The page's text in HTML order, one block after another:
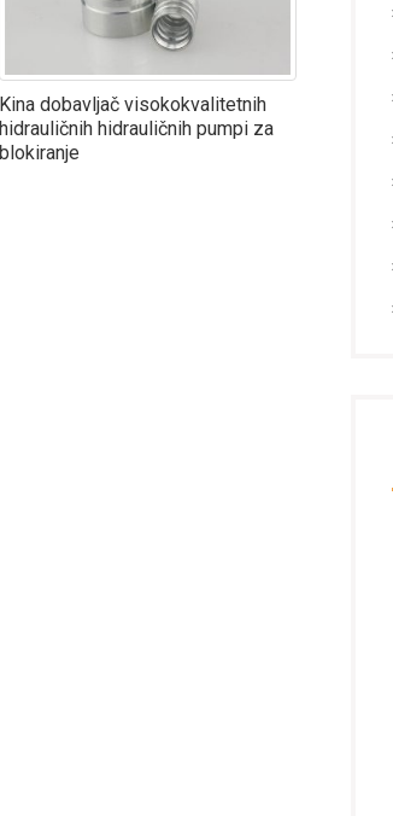
Kina dobavljač visokokvalitetnih
hidrauličnih hidrauličnih pumpi za
blokiranje